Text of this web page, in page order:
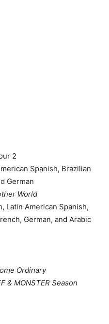
2
Spanish, Brazilian
German
World
Latin American Spanish,
German, and Arabic
Ordinary
& MONSTER Season